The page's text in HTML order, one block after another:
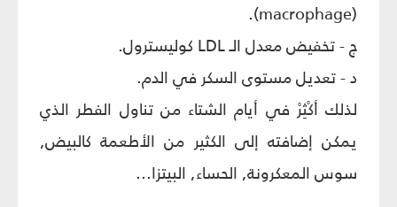
(macrophage).
ج - تخفيض معدل الـ LDL كوليسترول.
د - تعديل مستوى السكر في الدم.
لذلك أكْثِرْ في أيام الشتاء من تناول الفطر الذي
يمكن إضافته إلى الكثير من الأطعمة كالبيض,
سوس المعكرونة, الحساء, البيتزا...